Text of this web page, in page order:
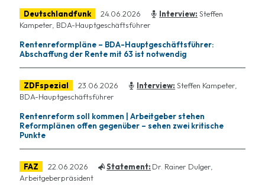
Deutschlandfunk 24.06.2026 Interview: Steffen
Kampeter, BDA-Hauptgeschäftsführer
Rentenreformpläne – BDA-Hauptgeschäftsführer:
Abschaffung der Rente mit 63 ist notwendig
ZDFspezial 23.06.2026 Interview: Steffen Kampeter,
BDA-Hauptgeschäftsführer
Rentenreform soll kommen | Arbeitgeber stehen
Reformplänen offen gegenüber – sehen zwei kritische
Punkte
FAZ 22.06.2026 Statement: Dr. Rainer Dulger,
Arbeitgeberpräsident